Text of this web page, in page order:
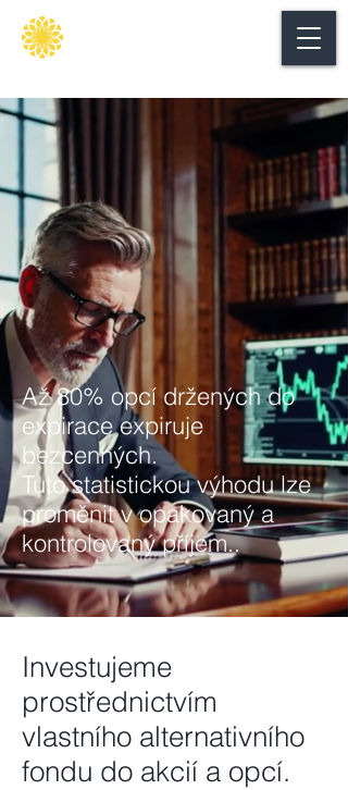
Až 80% opcí držených do
expirace expiruje
bezcenných.
Tuto statistickou výhodu lze
proměnit v opakovaný a
kontrolovaný příjem..
Investujeme
prostřednictvím
vlastního alternativního
fondu do akcií a opcí.